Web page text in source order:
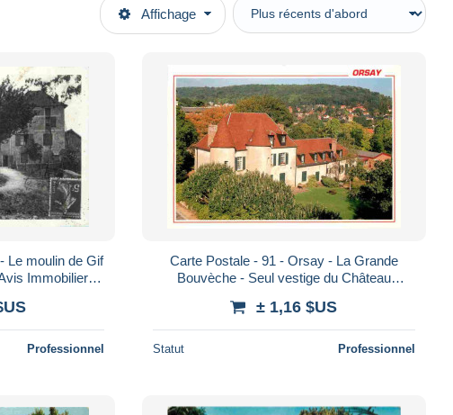
Affichage
Le moulin de Gif
Immobilier
Professionnel
Carte Postale - 91 - Orsay - La Grande
Bouvèche - Seul vestige du Château
Posca
± 1,16 $US
Statut Professionnel